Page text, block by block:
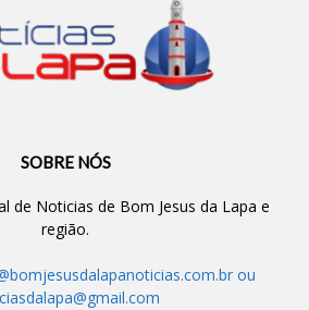
SOBRE NÓS
de Noticias de Bom Jesus da Lapa e
região.
ou